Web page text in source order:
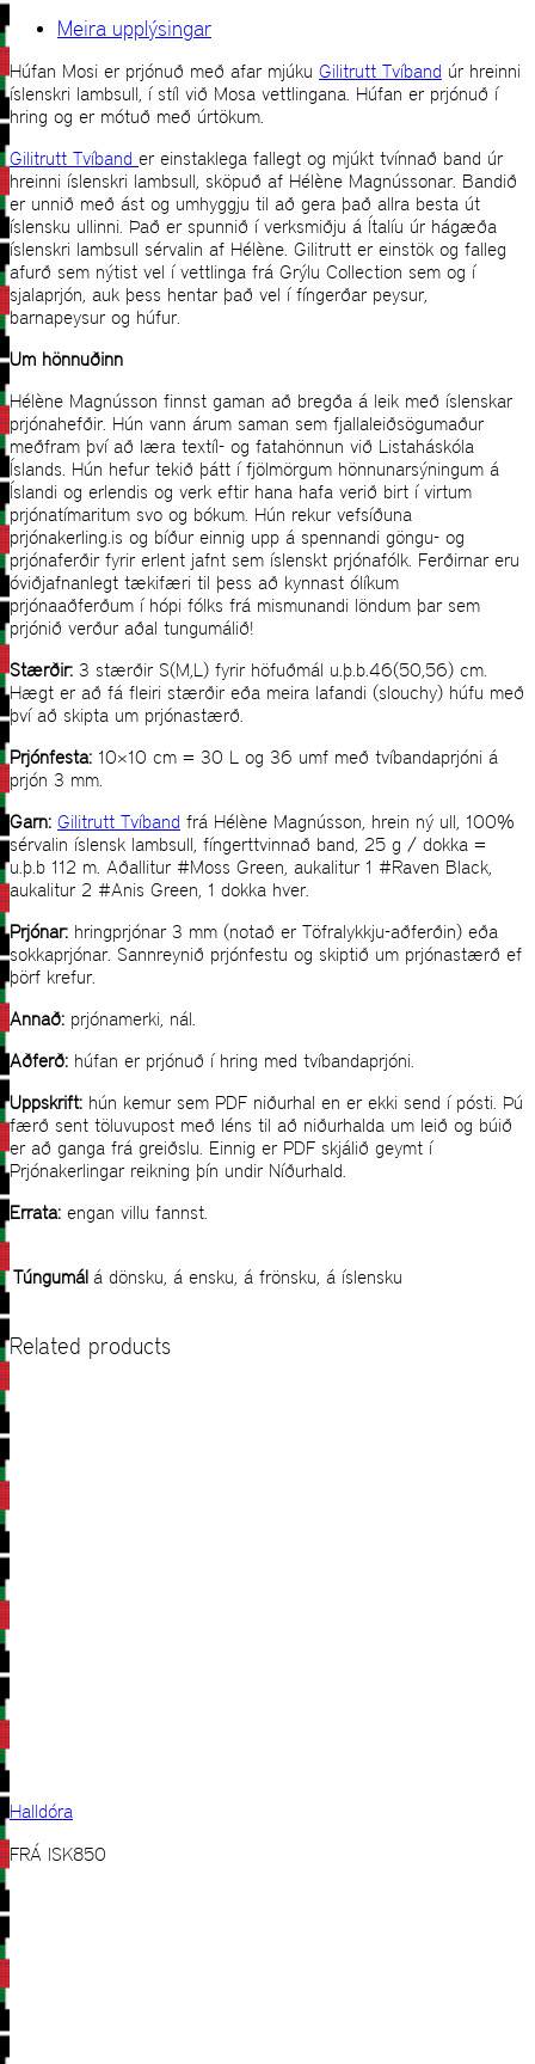
Meira upplýsingar
Húfan Mosi er prjónuð með afar mjúku Gilitrutt Tvíband úr hreinni
íslenskri lambsull, í stíl við Mosa vettlingana. Húfan er prjónuð í
hring og er mótuð með úrtökum.
Gilitrutt Tvíband er einstaklega fallegt og mjúkt tvínnað band úr
hreinni íslenskri lambsull, sköpuð af Hélène Magnússonar. Bandið
er unnið með ást og umhyggju til að gera það allra besta út
íslensku ullinni. Það er spunnið í verksmiðju á Ítalíu úr hágæða
íslenskri lambsull sérvalin af Hélène. Gilitrutt er einstök og falleg
afurð sem nýtist vel í vettlinga frá Grýlu Collection sem og í
sjalaprjón, auk þess hentar það vel í fíngerðar peysur,
barnapeysur og húfur.
Um hönnuðinn
Hélène Magnússon finnst gaman að bregða á leik með íslenskar
prjónahefðir. Hún vann árum saman sem fjallaleiðsögumaður
meðfram því að læra textíl- og fatahönnun við Listaháskóla
Íslands. Hún hefur tekið þátt í fjölmörgum hönnunarsýningum á
Íslandi og erlendis og verk eftir hana hafa verið birt í virtum
prjónatímaritum svo og bókum. Hún rekur vefsíðuna
prjónakerling.is og bíður einnig upp á spennandi göngu- og
prjónaferðir fyrir erlent jafnt sem íslenskt prjónafólk. Ferðirnar eru
óviðjafnanlegt tækifæri til þess að kynnast ólíkum
prjónaaðferðum í hópi fólks frá mismunandi löndum þar sem
prjónið verður aðal tungumálið!
Stærðir: 3 stærðir S(M,L) fyrir höfuðmál u.þ.b.46(50,56) cm.
Hægt er að fá fleiri stærðir eða meira lafandi (slouchy) húfu með
því að skipta um prjónastærð.
Prjónfesta: 10×10 cm = 30 L og 36 umf með tvíbandaprjóni á
prjón 3 mm.
Garn: Gilitrutt Tvíband frá Hélène Magnússon, hrein ný ull, 100%
sérvalin íslensk lambsull, fíngerttvinnað band, 25 g / dokka =
u.þ.b 112 m. Aðallitur #Moss Green, aukalitur 1 #Raven Black,
aukalitur 2 #Anis Green, 1 dokka hver.
Prjónar: hringprjónar 3 mm (notað er Töfralykkju-aðferðin) eða
sokkaprjónar. Sannreynið prjónfestu og skiptið um prjónastærð ef
þörf krefur.
Annað: prjónamerki, nál.
Aðferð: húfan er prjónuð í hring med tvíbandaprjóni.
Uppskrift: hún kemur sem PDF niðurhal en er ekki send í pósti. Þú
færð sent töluvupost með léns til að niðurhalda um leið og búið
er að ganga frá greiðslu. Einnig er PDF skjálið geymt í
Prjónakerlingar reikning þín undir Níðurhald.
Errata: engan villu fannst.
Túngumál á dönsku, á ensku, á frönsku, á íslensku
Related products
Halldóra
FRÁ ISK850